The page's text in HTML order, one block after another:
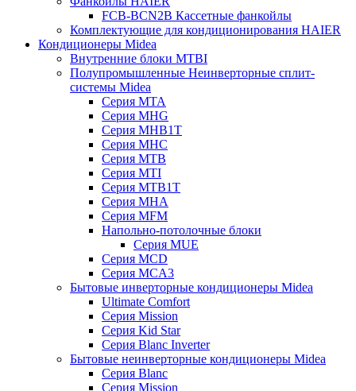
FCB-BCN2B Кассетные фанкойлы
Комплектующие для кондиционирования HAIER
Кондиционеры Midea
Внутренние блоки MTBI
Полупромышленные Неинверторные сплит-
системы Midea
Серия MTA
Серия MHG
Серия MHB1T
Серия MHC
Серия MTB
Серия MTI
Серия MTB1T
Серия MHA
Серия MFM
Напольно-потолочные блоки
Серия MUE
Серия MCD
Серия MCA3
Бытовые инверторные кондиционеры Midea
Ultimate Comfort
Серия Mission
Серия Kid Star
Серия Blanc Inverter
Бытовые неинверторные кондиционеры Midea
Серия Blanc
Серия Mission